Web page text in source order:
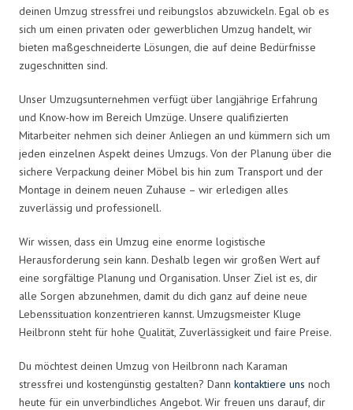
deinen Umzug stressfrei und reibungslos abzuwickeln. Egal ob es
sich um einen privaten oder gewerblichen Umzug handelt, wir
bieten maßgeschneiderte Lösungen, die auf deine Bedürfnisse
zugeschnitten sind.
Unser Umzugsunternehmen verfügt über langjährige Erfahrung
und Know-how im Bereich Umzüge. Unsere qualifizierten
Mitarbeiter nehmen sich deiner Anliegen an und kümmern sich um
jeden einzelnen Aspekt deines Umzugs. Von der Planung über die
sichere Verpackung deiner Möbel bis hin zum Transport und der
Montage in deinem neuen Zuhause – wir erledigen alles
zuverlässig und professionell.
Wir wissen, dass ein Umzug eine enorme logistische
Herausforderung sein kann. Deshalb legen wir großen Wert auf
eine sorgfältige Planung und Organisation. Unser Ziel ist es, dir
alle Sorgen abzunehmen, damit du dich ganz auf deine neue
Lebenssituation konzentrieren kannst. Umzugsmeister Kluge
Heilbronn steht für hohe Qualität, Zuverlässigkeit und faire Preise.
Du möchtest deinen Umzug von Heilbronn nach Karaman
stressfrei und kostengünstig gestalten? Dann kontaktiere uns noch
heute für ein unverbindliches Angebot. Wir freuen uns darauf, dir